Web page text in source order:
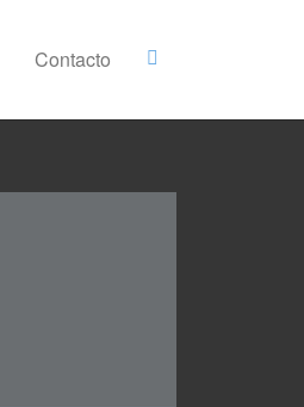
Contacto